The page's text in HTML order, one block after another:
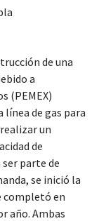
de una
a
(PEMEX)
línea de gas para
un
de
parte de
se inició la
completó en
año. Ambas